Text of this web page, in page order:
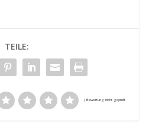
TEILE: